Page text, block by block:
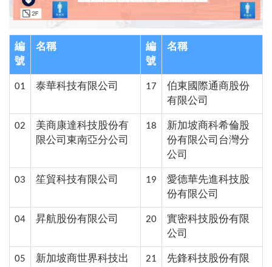
編
號
名稱
編
號
名稱
01 泰華科技有限公司 17
伯東國際通商股份
有限公司
02
美商康達科技股份有
限公司東南亞分公司
18
新加坡商科希倫股
份有限公司台灣分
公司
03 笙貿科技有限公司 19
愛德華先進科技股
份有限公司
04 昇航股份有限公司 20
實密科技股份有限
公司
05
新加坡商世界科技出
21
先鋒科技股份有限